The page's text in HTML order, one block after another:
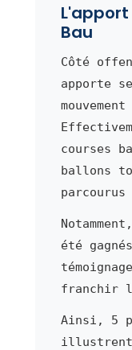
Bau
Côté
apporte
courses
ballons
été
franchir
Ainsi, 5
illustrent